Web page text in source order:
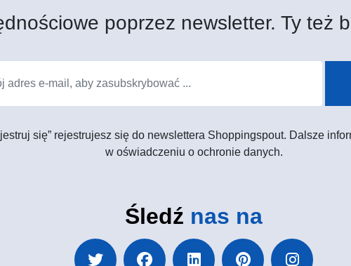
poprzez newsletter. Ty też
się” rejestrujesz się do newslettera Shoppingspout. Dalsze
w oświadczeniu o ochronie danych.
Śledź nas na